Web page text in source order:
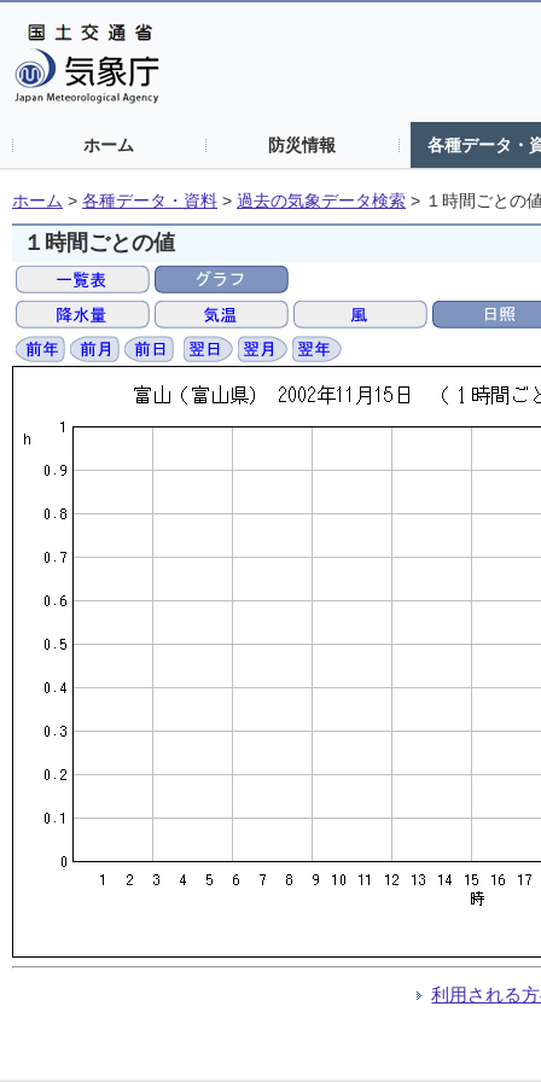
ホーム 防災情報 各種データ・
ホーム > 各種データ・資料 > 過去の気象データ検索 > １時間ごとの
１時間ごとの値
利用される